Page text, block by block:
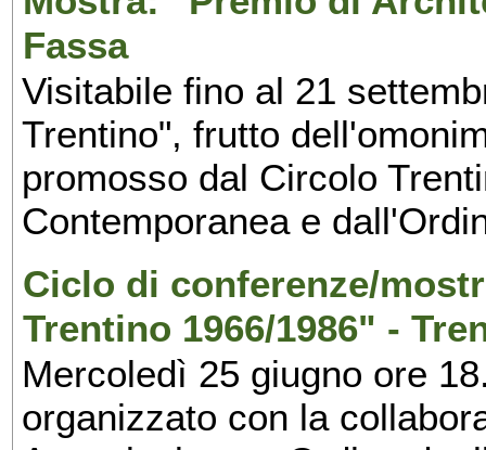
Fassa
Visitabile fino al 21
Trentino", frutto
promosso dal Circolo
Contemporanea e
Ciclo di conferenze/
Trentino 1966/1986" -
Mercoledì 25 giugno ore
organizzato con la